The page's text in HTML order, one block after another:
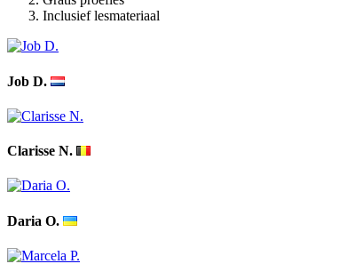
Inclusief lesmateriaal
Job D.
Clarisse N.
Daria O.